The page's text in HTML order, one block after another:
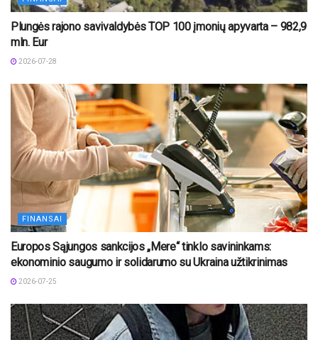
Plungės rajono savivaldybės TOP 100 įmonių apyvarta – 982,9
mln. Eur
2026-07-28
FINANSAI
Europos Sąjungos sankcijos „Mere“ tinklo savininkams:
ekonominio saugumo ir solidarumo su Ukraina užtikrinimas
2026-07-25